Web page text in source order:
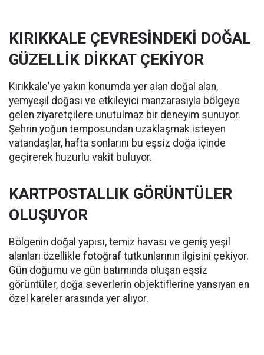
KIRIKKALE ÇEVRESİNDEKİ DOĞAL
GÜZELLİK DİKKAT ÇEKİYOR
Kırıkkale'ye yakın konumda yer alan doğal alan,
yemyeşil doğası ve etkileyici manzarasıyla bölgeye
gelen ziyaretçilere unutulmaz bir deneyim sunuyor.
Şehrin yoğun temposundan uzaklaşmak isteyen
vatandaşlar, hafta sonlarını bu eşsiz doğa içinde
geçirerek huzurlu vakit buluyor.
KARTPOSTALLIK GÖRÜNTÜLER
OLUŞUYOR
Bölgenin doğal yapısı, temiz havası ve geniş yeşil
alanları özellikle fotoğraf tutkunlarının ilgisini çekiyor.
Gün doğumu ve gün batımında oluşan eşsiz
görüntüler, doğa severlerin objektiflerine yansıyan en
özel kareler arasında yer alıyor.